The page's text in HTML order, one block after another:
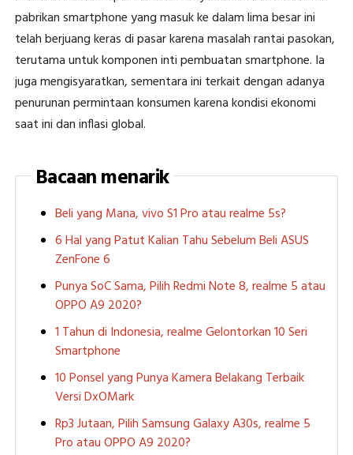
pabrikan smartphone yang masuk ke dalam lima besar ini
telah berjuang keras di pasar karena masalah rantai pasokan,
terutama untuk komponen inti pembuatan smartphone. Ia
juga mengisyaratkan, sementara ini terkait dengan adanya
penurunan permintaan konsumen karena kondisi ekonomi
saat ini dan inflasi global.
Bacaan menarik
Beli yang Mana, vivo S1 Pro atau realme 5s?
6 Hal yang Patut Kalian Tahu Sebelum Beli ASUS
ZenFone 6
Punya SoC Sama, Pilih Redmi Note 8, realme 5 atau
OPPO A9 2020?
1 Tahun di Indonesia, realme Gelontorkan 10 Seri
Smartphone
10 Ponsel yang Punya Kamera Belakang Terbaik
Versi DxOMark
Rp3 Jutaan, Pilih Samsung Galaxy A30s, realme 5
Pro atau OPPO A9 2020?